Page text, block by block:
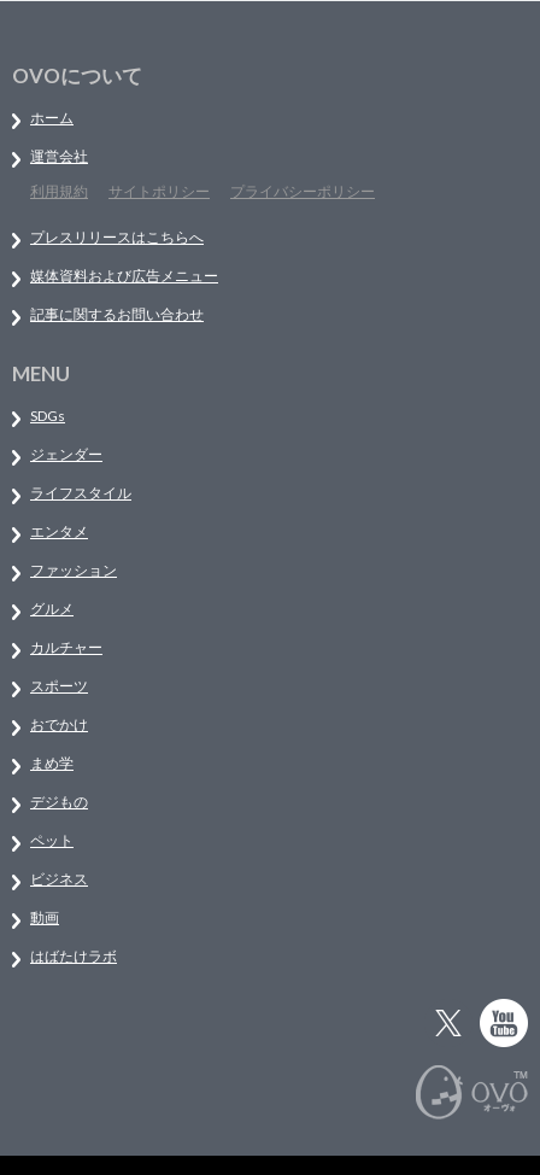
OVOについて
ホーム
運営会社
利用規約
サイトポリシー プライバシーポリシー
プレスリリースはこちらへ
媒体資料および広告メニュー
記事に関するお問い合わせ
MENU
SDGs
ジェンダー
ライフスタイル
エンタメ
ファッション
グルメ
カルチャー
スポーツ
おでかけ
まめ学
デジもの
ペット
ビジネス
動画
はばたけラボ